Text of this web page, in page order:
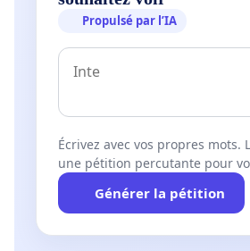
Propulsé par l’IA
Écrivez avec vos propres mots.
une pétition percutante pour
Générer la pétition